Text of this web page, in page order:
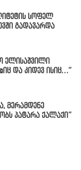
სოფელ
გადავარდა
ელისაშვილი
და კიდევ ისიც…”
მერამდენე
პატარა ქალაქი”